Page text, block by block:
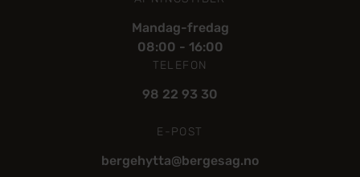
naturlige materialer Den tradisjonelle hytta har
lange røtter i norsk byggeskikk og er kjent for sin
koselige atmosfære og bruk av naturmaterialer.
Mandag-fredag
08:00 - 16:00
TELEFON
98 22 93 30
E-POST
bergehytta@bergesag.no